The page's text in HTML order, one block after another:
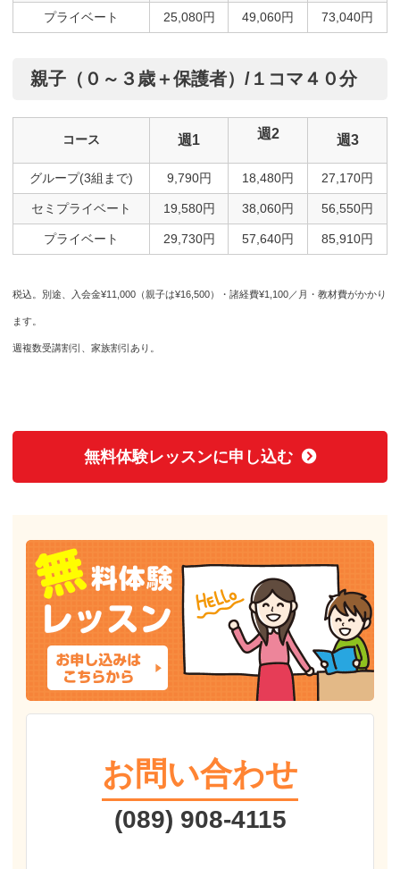
プライベート 25,080円 49,060円 73,040円
親子（０～３歳＋保護者）/１コマ４０分
コース 週1 週2 週3
グループ(3組まで) 9,790円 18,480円 27,170円
セミプライベート 19,580円 38,060円 56,550円
プライベート 29,730円 57,640円 85,910円
税込。別途、入会金¥11,000（親子は¥16,500）・諸経費¥1,100／月・教材費がかかり
ます。
週複数受講割引、家族割引あり。
無料体験レッスンに申し込む
お問い合わせ
(089) 908-4115